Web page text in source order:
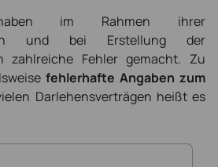
im Rahmen ihrer
und bei Erstellung der
zahlreiche Fehler gemacht. Zu
fehlerhafte Angaben zum
Darlehensverträgen heißt es